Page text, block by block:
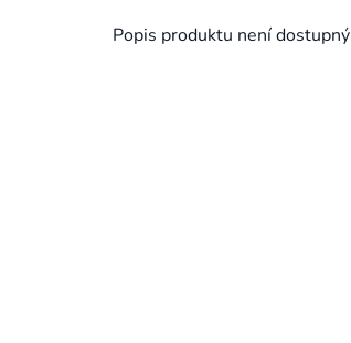
Popis produktu není dostupný